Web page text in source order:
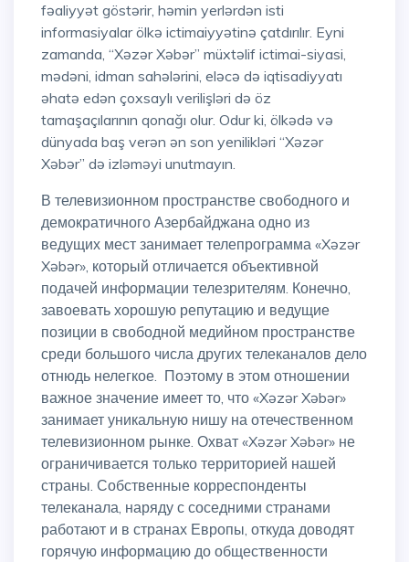
fəaliyyət göstərir, həmin yerlərdən isti
informasiyalar ölkə ictimaiyyətinə çatdırılır. Eyni
zamanda, “Xəzər Xəbər” müxtəlif ictimai-siyasi,
mədəni, idman sahələrini, eləcə də iqtisadiyyatı
əhatə edən çoxsaylı verilişləri də öz
tamaşaçılarının qonağı olur. Odur ki, ölkədə və
dünyada baş verən ən son yenilikləri “Xəzər
Xəbər” də izləməyi unutmayın.
В телевизионном пространстве свободного и
демократичного Азербайджана одно из
ведущих мест занимает телепрограмма «Xəzər
Xəbər», который отличается объективной
подачей информации телезрителям. Конечно,
завоевать хорошую репутацию и ведущие
позиции в свободной медийном пространстве
среди большого числа других телеканалов дело
отнюдь нелегкое. Поэтому в этом отношении
важное значение имеет то, что «Xəzər Xəbər»
занимает уникальную нишу на отечественном
телевизионном рынке. Охват «Xəzər Xəbər» не
ограничивается только территорией нашей
страны. Собственные корреспонденты
телеканала, наряду с соседними странами
работают и в странах Европы, откуда доводят
горячую информацию до общественности